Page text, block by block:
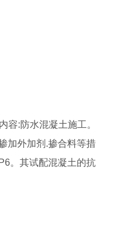
容:防水混凝土施工。
加外加剂.掺合料等措
。其试配混凝土的抗